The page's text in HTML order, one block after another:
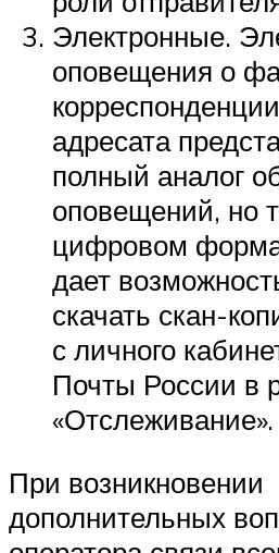
Электронные.
оповещения о
адресата
полный аналог
оповещений, но
цифровом
дает
скачать скан-
с личного
Почты России в
«Отслеживание».
При возникновении
дополнительных